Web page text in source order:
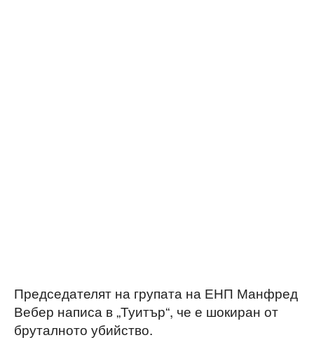
Председателят на групата на ЕНП Манфред
Вебер написа в „Туитър“, че е шокиран от
бруталното убийство.